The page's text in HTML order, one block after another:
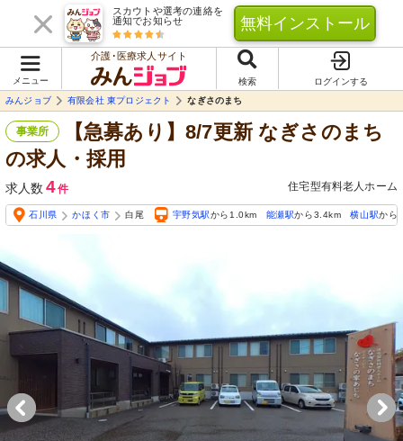
スカウトや選考の連絡を
通知でお知らせ
無料インストール
メニュー
介護･医療求人サイト
検索
ログインする
みんジョブ
有限会社 東プロジェクト なぎさのまち
事業所
【急募あり】8/7更新 なぎさのまち
の求人・採用
求人数 4件 住宅型有料老人ホーム
石川県 かほく市 白尾 宇野気駅から1.0km 能瀬駅から3.4km 横山駅から